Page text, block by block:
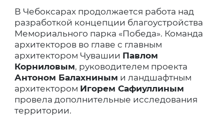
В Чебоксарах продолжается работа над
разработкой концепции благоустройства
Мемориального парка «Победа». Команда
архитекторов во главе с главным
архитектором Чувашии Павлом
Корниловым, руководителем проекта
Антоном Балахниным и ландшафтным
архитектором Игорем Сафиуллиным
провела дополнительные исследования
территории.